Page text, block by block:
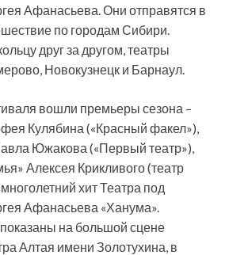
Афанасьева. Они отправятся в
по городам Сибири.
друг за другом, театры
Новокузнецк и Барнаул.
вошли премьеры сезона –
Кулябина («Красный факел»),
Южакова («Первый театр»),
Алексея Крикливого (театр
хит Театра под
Афанасьева «Ханума».
на большой сцене
Алтая имени Золотухина, в